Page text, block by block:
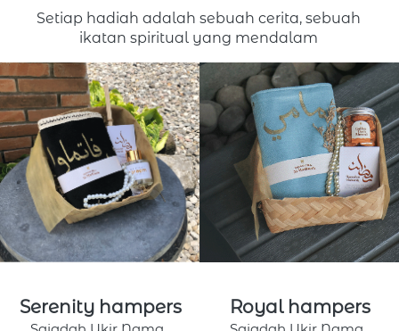
Setiap hadiah adalah sebuah cerita, sebuah
ikatan spiritual yang mendalam
Serenity hampers Royal hampers